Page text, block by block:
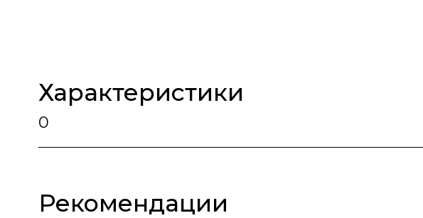
Характеристики
0
Рекомендации